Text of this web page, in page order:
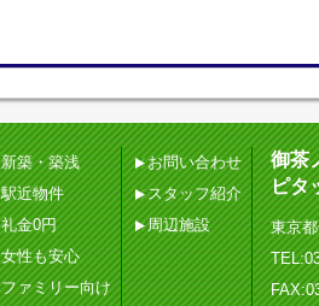
新築・築浅
駅近物件
礼金0円
女性も安心
ファミリー向け
お問い合わせ
スタッフ紹介
周辺施設
御茶
ピタ
東京